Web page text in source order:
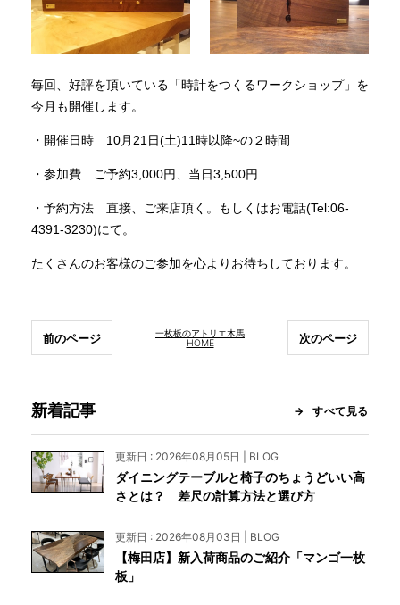
毎回、好評を頂いている「時計をつくるワークショップ」を
今月も開催します。
・開催日時 10月21日(土)11時以降~の２時間
・参加費 ご予約3,000円、当日3,500円
・予約方法 直接、ご来店頂く。もしくはお電話(Tel:06-
4391-3230)にて。
たくさんのお客様のご参加を心よりお待ちしております。
一枚板のアトリエ木馬
HOME
前のページ 次のページ
新着記事 すべて見る
更新日 : 2026年08月05日 | BLOG
ダイニングテーブルと椅子のちょうどいい高
さとは？ 差尺の計算方法と選び方
更新日 : 2026年08月03日 | BLOG
【梅田店】新入荷商品のご紹介「マンゴ一枚
板」